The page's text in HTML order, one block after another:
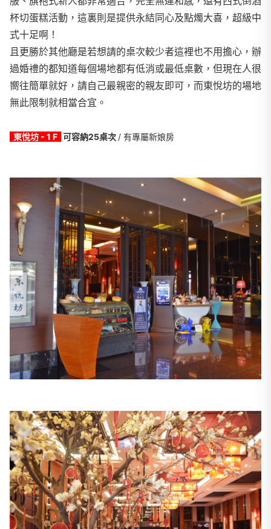
杯切蛋糕活動，這裏則是提供永結同心及點燭大喜，超級中
式十足啊！
且更勝於其他廳是若想請的桌次較少者這裡也不用擔心，辦
過婚禮的都知道每個場地都有低消或最低桌數，但現在人很
嚮往簡單就好，請自己最親密的親友即可，而東悅坊的場地
無此限制就相當合宜 。
東悅坊 - 1 F 可容納25桌次 / 有專屬新娘房